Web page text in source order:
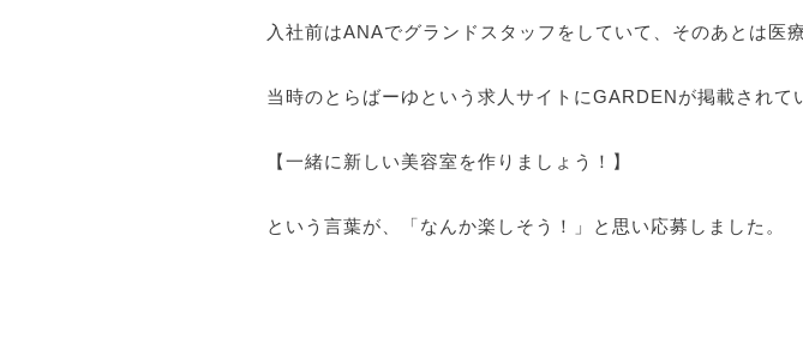
入社前はANAでグランドスタッフをしていて、そのあとは医
当時のとらばーゆという求人サイトにGARDENが掲載されて
【一緒に新しい美容室を作りましょう！】
という言葉が、「なんか楽しそう！」と思い応募しました。